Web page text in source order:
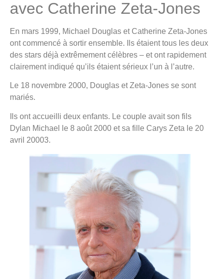
avec Catherine Zeta-Jones
En mars 1999, Michael Douglas et Catherine Zeta-Jones
ont commencé à sortir ensemble. Ils étaient tous les deux
des stars déjà extrêmement célèbres – et ont rapidement
clairement indiqué qu’ils étaient sérieux l’un à l’autre.
Le 18 novembre 2000, Douglas et Zeta-Jones se sont
mariés.
Ils ont accueilli deux enfants. Le couple avait son fils
Dylan Michael le 8 août 2000 et sa fille Carys Zeta le 20
avril 20003.